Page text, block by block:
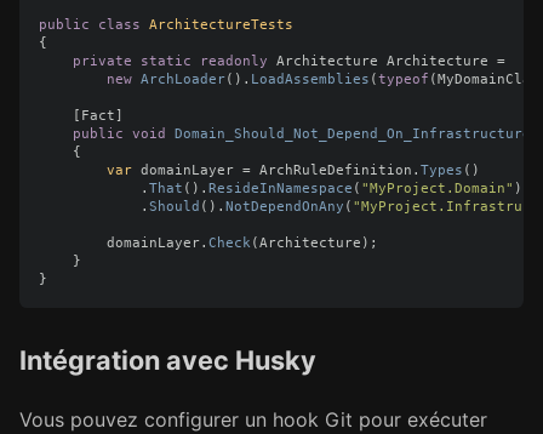
public class
ArchitectureTests
{
private
static readonly Architecture Architecture
=
new ArchLoader(). LoadAssemblies ( typeof (
Fact
public
void Domain_Should_Not_Depend_On_Infrastructure
{
var domainLayer = ArchRuleDefinition . Types ()
. That (). ResideInNamespace ( "MyProject.Domain" )
. Should (). NotDependOnAny (
domainLayer. Check ( Architecture );
}
}
Intégration avec Husky
Vous pouvez configurer un hook Git pour exécuter